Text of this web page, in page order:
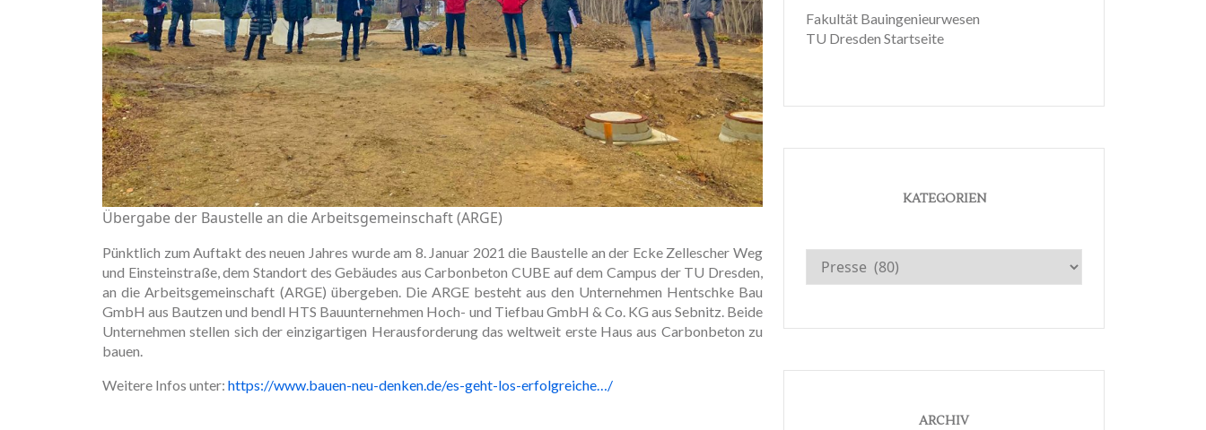
Übergabe der Baustelle an die Arbeitsgemeinschaft (ARGE)
Pünktlich zum Auftakt des neuen Jahres wurde am 8. Januar 2021 die Baustelle an der Ecke Zellescher Weg
und Einsteinstraße, dem Standort des Gebäudes aus Carbonbeton CUBE auf dem Campus der TU Dresden,
an die Arbeitsgemeinschaft (ARGE) übergeben. Die ARGE besteht aus den Unternehmen Hentschke Bau
GmbH aus Bautzen und bendl HTS Bauunternehmen Hoch- und Tiefbau GmbH & Co. KG aus Sebnitz. Beide
Unternehmen stellen sich der einzigartigen Herausforderung das weltweit erste Haus aus Carbonbeton zu
bauen.
Weitere Infos unter: https://www.bauen-neu-denken.de/es-geht-los-erfolgreiche…/
Fakultät Bauingenieurwesen
TU Dresden Startseite
KATEGORIEN
Kategorien
ARCHIV